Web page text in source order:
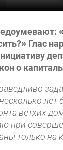
Глас
о
лет
ветхих
при
только